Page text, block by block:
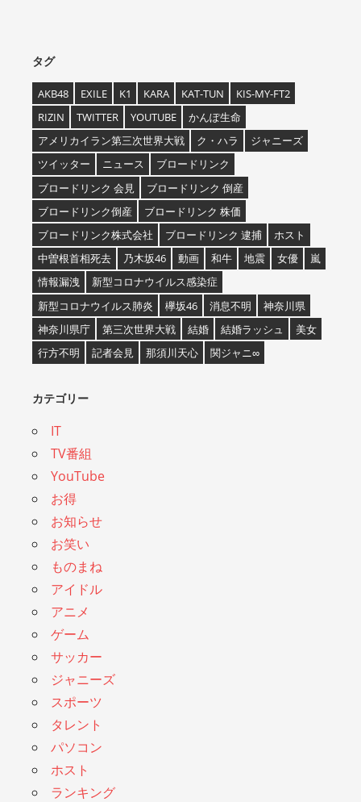
タグ
AKB48 EXILE K1 KARA KAT-TUN
KIS-MY-FT2
RIZIN
TWITTER YOUTUBE
かんぽ生命
アメリカイラン第三次世界大戦
ク・ハラ
ジャニーズ
ツイッター
ニュース
ブロードリンク
ブロードリンク 会見
ブロードリンク 倒産
ブロードリンク倒産
ブロードリンク 株価
ブロードリンク株式会社
ブロードリンク 逮捕
ホスト
中曽根首相死去
乃木坂46 動画 和牛 地震 女優
嵐
情報漏洩
新型コロナウイルス感染症
新型コロナウイルス肺炎
欅坂46 消息不明
神奈川県
神奈川県庁
第三次世界大戦 結婚 結婚ラッシュ
美女
行方不明
記者会見 那須川天心 関ジャニ∞
カテゴリー
IT
TV番組
YouTube
お得
お知らせ
お笑い
ものまね
アイドル
アニメ
ゲーム
サッカー
ジャニーズ
スポーツ
タレント
パソコン
ホスト
ランキング